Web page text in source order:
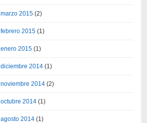
marzo 2015(2)
febrero 2015(1)
enero 2015(1)
diciembre 2014(1)
noviembre 2014(2)
octubre 2014(1)
agosto 2014(1)